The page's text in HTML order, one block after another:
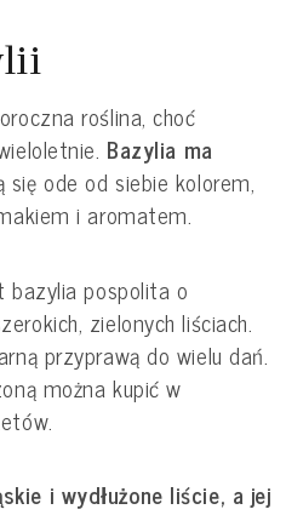
roślina, choć
Bazylia ma
się ode od siebie kolorem,
i aromatem.
bazylia pospolita o
zielonych liściach.
przyprawą do wielu dań.
można kupić w
i wydłużone liście, a jej